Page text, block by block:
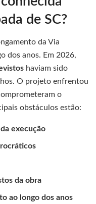
de SC?
da Via
dos anos. Em 2026,
haviam sido
O projeto enfrentou
o
obstáculos estão:
execução
da obra
ao longo dos anos